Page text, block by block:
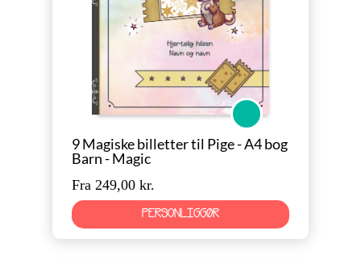
Magic
9 Magiske billetter til Pige - A4 bog
Barn - Magic
Fra 249,00 kr.
PERSONLIGGØR